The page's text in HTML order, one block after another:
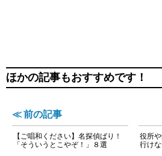
ほかの記事もおすすめです！
≪ 前の記事
【ご唱和ください】名探偵ばり！
「そういうとこやぞ！」８選
役所
行け